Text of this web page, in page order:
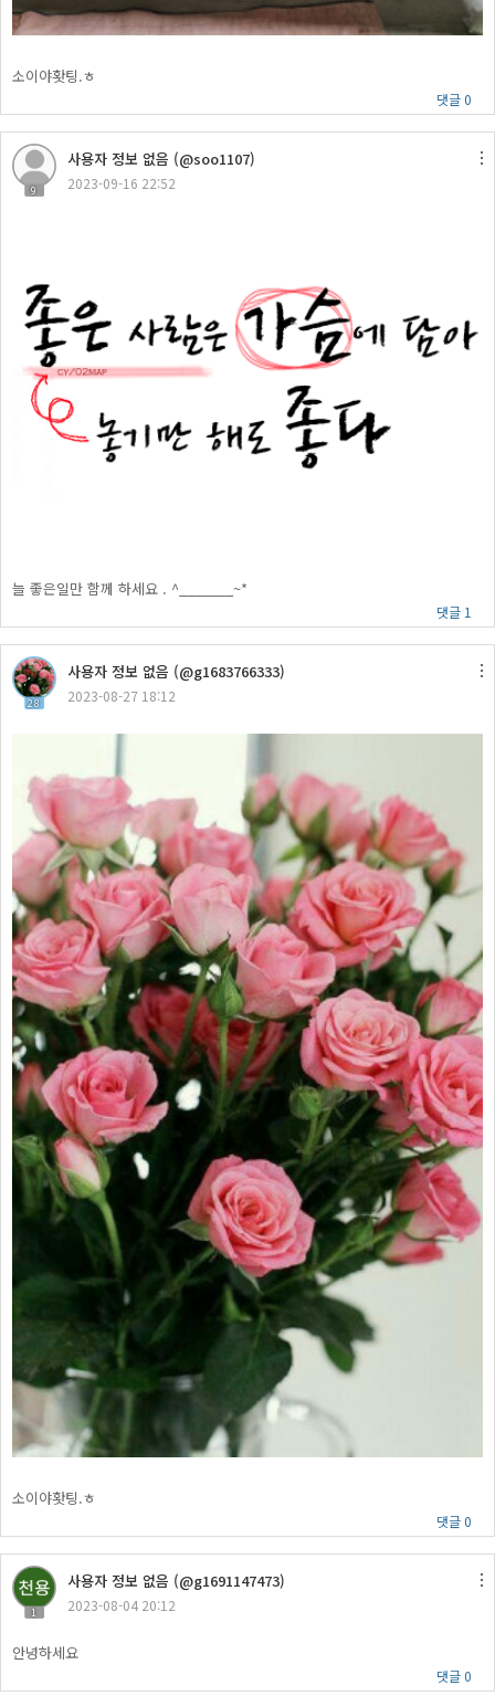
소이야홧팅.ㅎ
댓글 0
9
사용자 정보 없음 (@soo1107)
2023-09-16 22:52
늘 좋은일만 함께 하세요 . ^_______~*
댓글 1
28
사용자 정보 없음 (@g1683766333)
2023-08-27 18:12
소이야홧팅.ㅎ
댓글 0
1
사용자 정보 없음 (@g1691147473)
2023-08-04 20:12
안녕하세요
댓글 0